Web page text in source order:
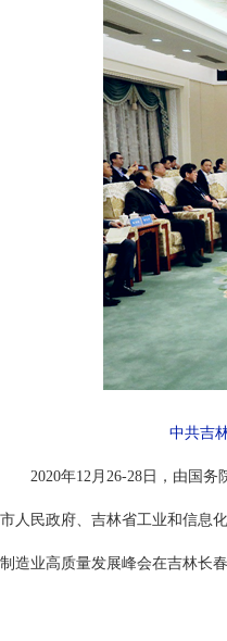
中共吉
2020年12月26-28日，由国务
市人民政府、吉林省工业和信息
制造业高质量发展峰会在吉林长春